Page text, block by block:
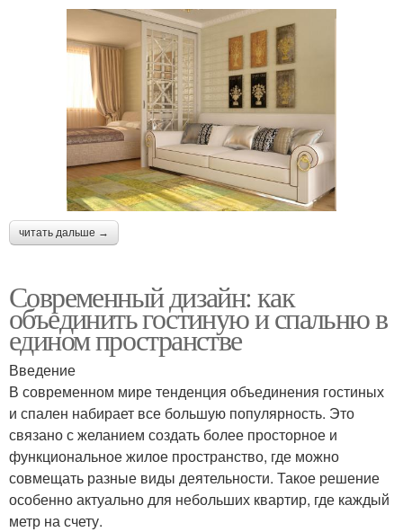
читать дальше →
Современный дизайн: как
объединить гостиную и спальню в
едином пространстве
Введение
В современном мире тенденция объединения гостиных
и спален набирает все большую популярность. Это
связано с желанием создать более просторное и
функциональное жилое пространство, где можно
совмещать разные виды деятельности. Такое решение
особенно актуально для небольших квартир, где каждый
метр на счету.